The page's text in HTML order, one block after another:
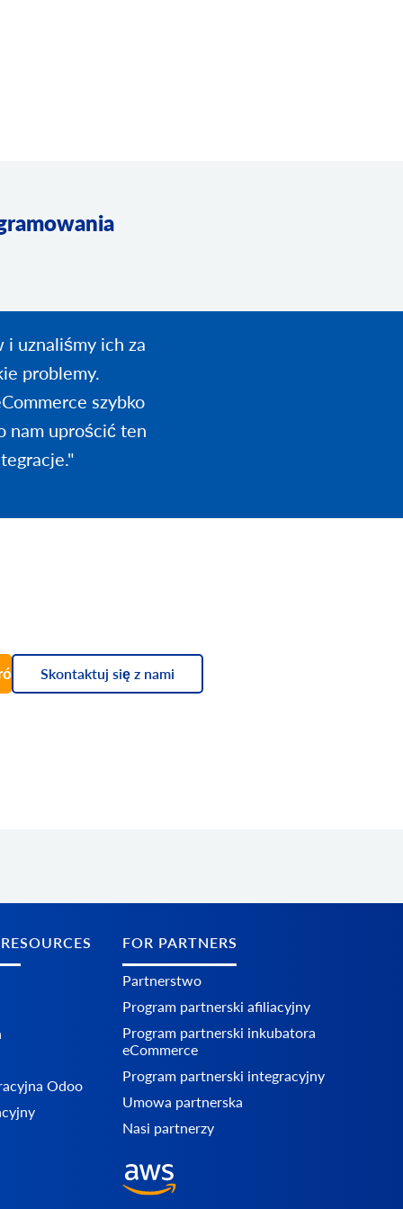
uznaliśmy ich za
problemy.
szybko
nam uprościć ten
Skontaktuj się z nami
Odoo
FOR PARTNERS
Partnerstwo
Program partnerski afiliacyjny
Program partnerski inkubatora
eCommerce
Program partnerski integracyjny
Umowa partnerska
Nasi partnerzy